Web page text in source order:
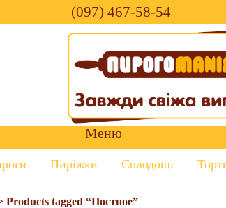
(097) 467-58-54
Меню
Пиріжки Солодощі
Products tagged “Постное”